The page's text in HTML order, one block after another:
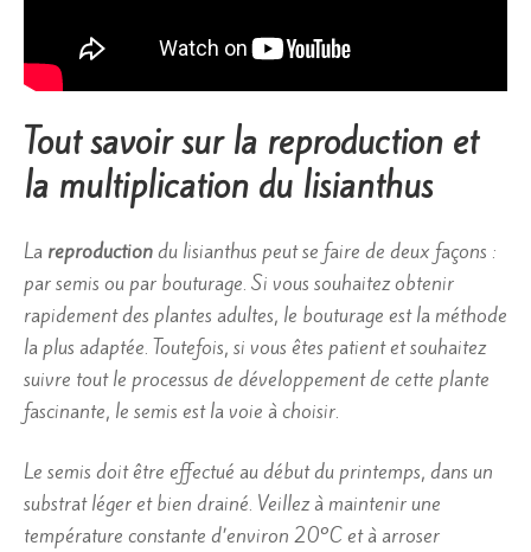
Tout savoir sur la reproduction et
la multiplication du lisianthus
La reproductiondu lisianthus peut se faire de deux façons :
par semis ou par bouturage. Si vous souhaitez obtenir
rapidement des plantes adultes, le bouturage est la méthode
la plus adaptée. Toutefois, si vous êtes patient et souhaitez
suivre tout le processus de développement de cette plante
fascinante, le semis est la voie à choisir.
Le semis doit être effectué au début du printemps, dans un
substrat léger et bien drainé. Veillez à maintenir une
température constante d’environ 20°C et à arroser